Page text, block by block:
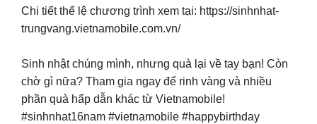
Chi tiết thể lệ chương trình xem tại: https://sinhnhat-
trungvang.vietnamobile.com.vn/
Sinh nhật chúng mình, nhưng quà lại về tay bạn! Còn
chờ gì nữa? Tham gia ngay để rinh vàng và nhiều
phần quà hấp dẫn khác từ Vietnamobile!
#sinhnhat16nam #vietnamobile #happybirthday